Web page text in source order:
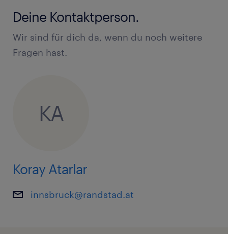
Deine Kontaktperson.
Wir sind für dich da, wenn du noch weitere
Fragen hast.
KA
Koray Atarlar
innsbruck@randstad.at